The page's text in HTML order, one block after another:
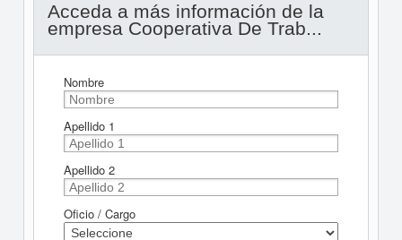
Acceda a más información de la
empresa Cooperativa De Trab...
Nombre
Apellido 1
Apellido 2
Oficio / Cargo